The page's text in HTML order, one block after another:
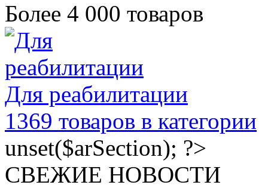
Более 4 000 товаров
Для реабилитации
1369 товаров в категории
unset($arSection); ?>
СВЕЖИЕ НОВОСТИ